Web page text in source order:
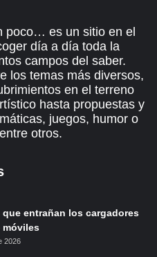
poco… es un sitio en el
día a día toda la
campos del saber.
los temas más diversos,
en el terreno
hasta propuestas y
juegos, humor o
otros.
entrañan los cargadores
móviles
2026